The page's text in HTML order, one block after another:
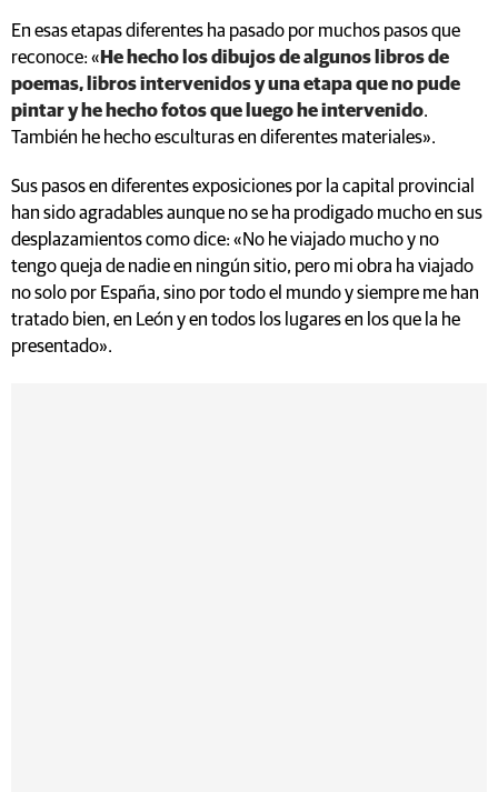
En esas etapas diferentes ha pasado por muchos pasos que
reconoce: «He hecho los dibujos de algunos libros de
poemas, libros intervenidos y una etapa que no pude
pintar y he hecho fotos que luego he intervenido.
También he hecho esculturas en diferentes materiales».
Sus pasos en diferentes exposiciones por la capital provincial
han sido agradables aunque no se ha prodigado mucho en sus
desplazamientos como dice: «No he viajado mucho y no
tengo queja de nadie en ningún sitio, pero mi obra ha viajado
no solo por España, sino por todo el mundo y siempre me han
tratado bien, en León y en todos los lugares en los que la he
presentado».